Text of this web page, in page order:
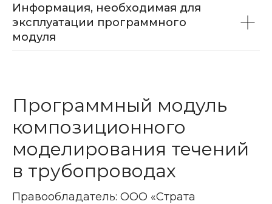
Информация, необходимая для
эксплуатации программного
модуля
Программный модуль
композиционного
моделирования течений
в трубопроводах
Правообладатель: ООО «Страта